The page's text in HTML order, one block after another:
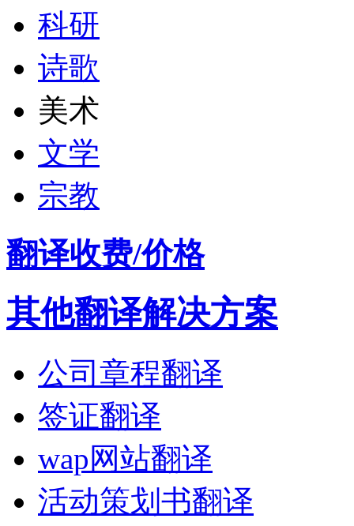
科研
诗歌
美术
文学
宗教
翻译收费/价格
其他翻译解决方案
公司章程翻译
签证翻译
wap网站翻译
活动策划书翻译